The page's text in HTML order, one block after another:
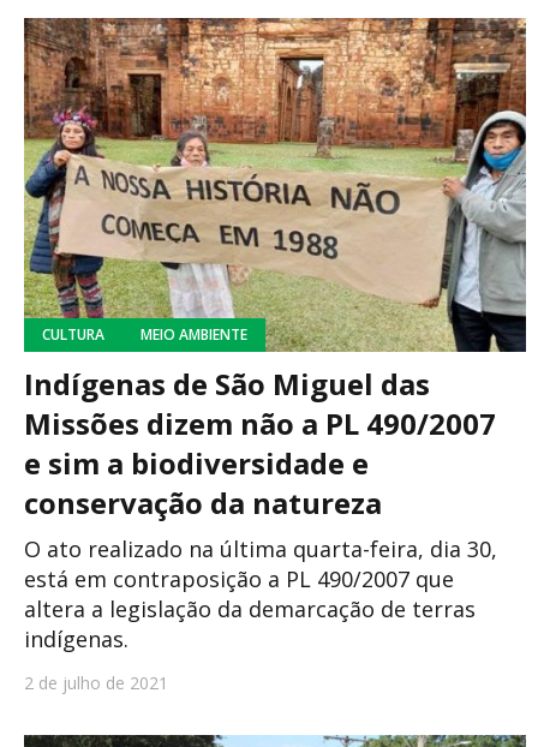
CULTURA MEIO AMBIENTE
Indígenas de São Miguel das
Missões dizem não a PL 490/2007
e sim a biodiversidade e
conservação da natureza
O ato realizado na última quarta-feira, dia 30,
está em contraposição a PL 490/2007 que
altera a legislação da demarcação de terras
indígenas.
2 de julho de 2021